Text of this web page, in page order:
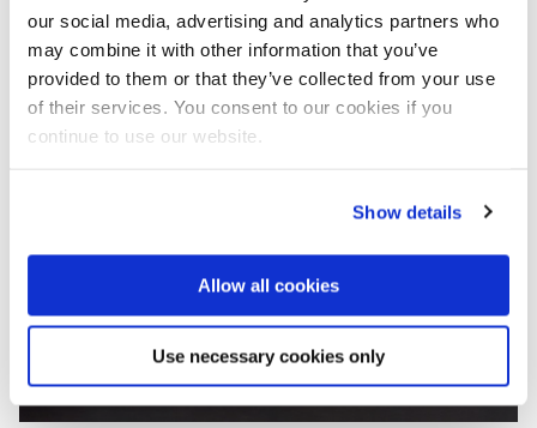
our social media, advertising and analytics partners who
may combine it with other information that you’ve
provided to them or that they’ve collected from your use
of their services. You consent to our cookies if you
continue to use our website.
Show details
Allow all cookies
Use necessary cookies only
und Sicherheit